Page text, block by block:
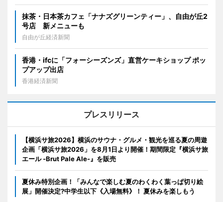
抹茶・日本茶カフェ「ナナズグリーンティー」、自由が丘2
号店 新メニューも
自由が丘経済新聞
香港・ifcに「フォーシーズンズ」直営ケーキショップ ポッ
プアップ出店
香港経済新聞
プレスリリース
【横浜サ旅2026】横浜のサウナ・グルメ・観光を巡る夏の周遊
企画「横浜サ旅2026」を8月1日より開催！期間限定『横浜サ旅
エール -Brut Pale Ale-』を販売
夏休み特別企画！「みんなで楽しむ夏のわくわく葉っぱ切り絵
展」開催決定?中学生以下《入場無料》！ 夏休みを楽しもう